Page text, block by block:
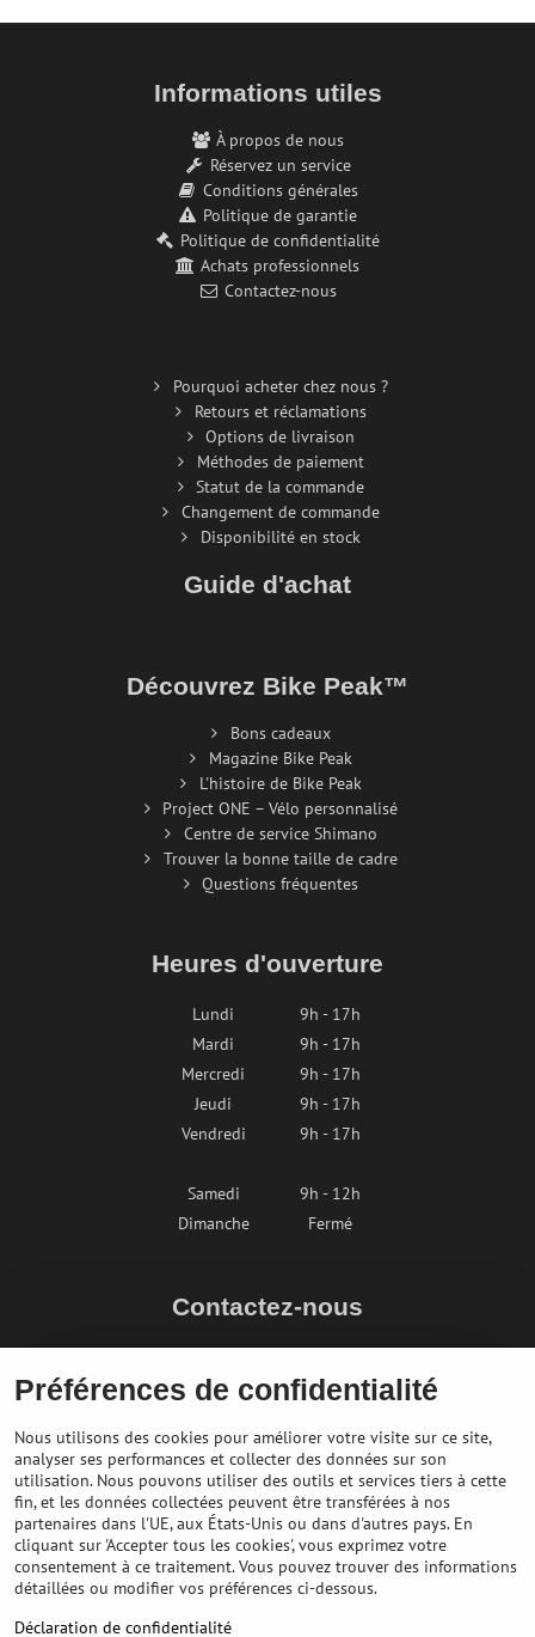
Informations utiles
À propos de nous
Réservez un service
Conditions générales
Politique de garantie
Politique de confidentialité
Achats professionnels
Contactez-nous
Pourquoi acheter chez nous ?
Retours et réclamations
Options de livraison
Méthodes de paiement
Statut de la commande
Changement de commande
Disponibilité en stock
Guide d'achat
Découvrez Bike Peak™
Bons cadeaux
Magazine Bike Peak
L'histoire de Bike Peak
Project ONE – Vélo personnalisé
Centre de service Shimano
Trouver la bonne taille de cadre
Questions fréquentes
Heures d'ouverture
Lundi
9h - 17h
Mardi
9h - 17h
Mercredi
9h - 17h
Jeudi
9h - 17h
Vendredi
9h - 17h
Samedi
9h - 12h
Dimanche
Fermé
Contactez-nous
+436764858804
Préférences de confidentialité
Nous utilisons des cookies pour améliorer votre visite sur ce site,
analyser ses performances et collecter des données sur son
utilisation. Nous pouvons utiliser des outils et services tiers à cette
fin, et les données collectées peuvent être transférées à nos
partenaires dans l'UE, aux États-Unis ou dans d'autres pays. En
cliquant sur 'Accepter tous les cookies', vous exprimez votre
consentement à ce traitement. Vous pouvez trouver des informations
détaillées ou modifier vos préférences ci-dessous.
Déclaration de confidentialité